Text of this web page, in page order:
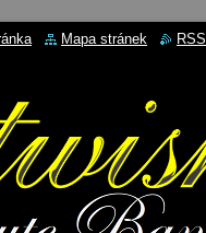
Mapa stránek RSS